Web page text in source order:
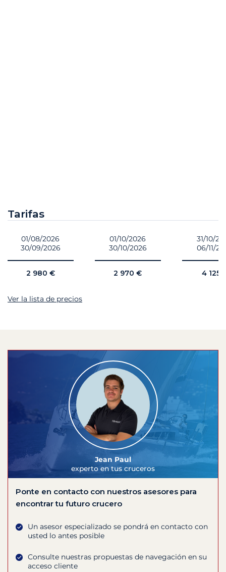
Tarifas
01/08/2026
30/09/2026
2 980 €
01/10/2026
30/10/2026
2 970 €
31/10/
06/11/
4 125
Ver la lista de precios
Jean Paul
experto en tus cruceros
Ponte en contacto con nuestros asesores para
encontrar tu futuro crucero
Un asesor especializado se pondrá en contacto con
usted lo antes posible
Consulte nuestras propuestas de navegación en su
acceso cliente